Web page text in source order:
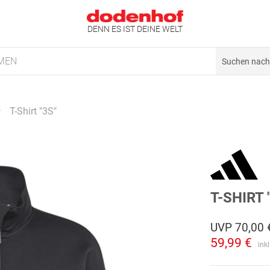
DENN ES IST DEINE WELT
T-Shirt "3S"
T-SHIRT
UVP 70,00
59,99 €